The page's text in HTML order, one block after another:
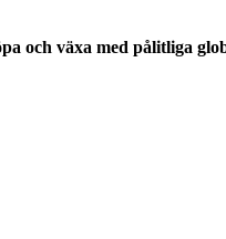
och växa med pålitliga